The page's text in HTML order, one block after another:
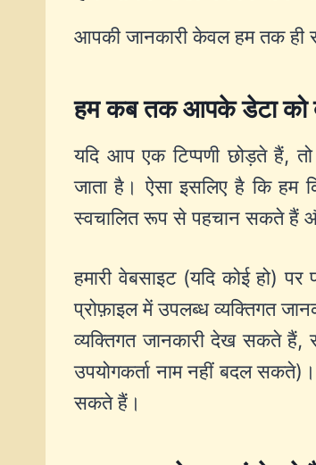
आपकी जानकारी केवल हम तक ही
हम कब तक आपके डेटा को
यदि आप एक टिप्पणी छोड़ते हैं,
जाता है। ऐसा इसलिए है कि हम
स्वचालित रूप से पहचान सकते हैं
हमारी वेबसाइट (यदि कोई हो)
प्रोफ़ाइल में उपलब्ध व्यक्तिगत
व्यक्तिगत जानकारी देख सकते
उपयोगकर्ता नाम नहीं बदल
सकते हैं।